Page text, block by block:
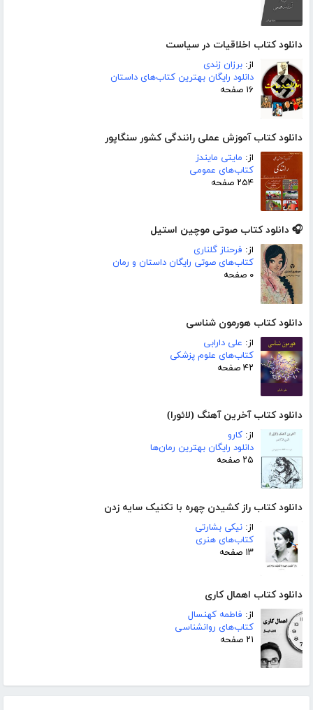
دانلود کتاب اخلاقیات در سیاست
از: برزان زندی
دانلود رایگان بهترین کتاب‌های داستان
۱۶ صفحه
دانلود کتاب آموزش عملی رانندگی کشور سنگاپور
از: مایتی مایندز
کتاب‌های عمومی
۲۵۴ صفحه
🎧 دانلود کتاب صوتی موچین استیل
از: فرحناز گلناری
کتاب‌های صوتی رایگان داستان و رمان
۰ صفحه
دانلود کتاب هورمون شناسی
از: علی دارابی
کتاب‌های علوم پزشکی
۴۲ صفحه
دانلود کتاب آخرین آهنگ (لائورا)
از: کارو
دانلود رایگان بهترین رمان‌ها
۲۵ صفحه
دانلود کتاب راز کشیدن چهره با تکنیک سایه زدن
از: نیکی بشارتی
کتاب‌های هنری
۱۳ صفحه
دانلود کتاب اهمال کاری
از: فاطمه کهنسال
کتاب‌های روانشناسی
۲۱ صفحه